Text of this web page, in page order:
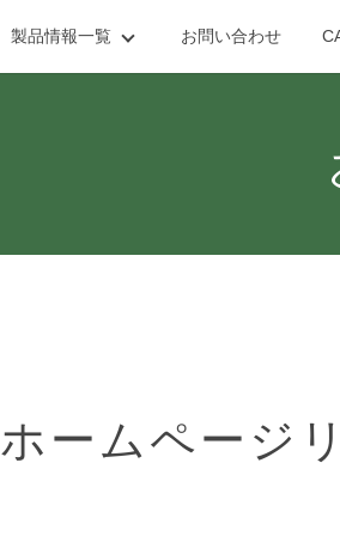
製品情報一覧 お問い合わせ
ホームページ